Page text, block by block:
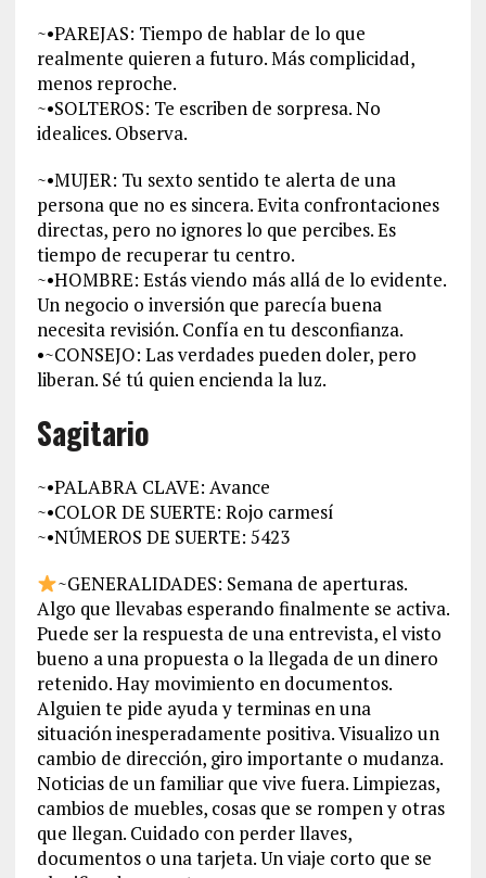
~•PAREJAS: Tiempo de hablar de lo que
realmente quieren a futuro. Más complicidad,
menos reproche.
~•SOLTEROS: Te escriben de sorpresa. No
idealices. Observa.
~•MUJER: Tu sexto sentido te alerta de una
persona que no es sincera. Evita confrontaciones
directas, pero no ignores lo que percibes. Es
tiempo de recuperar tu centro.
~•HOMBRE: Estás viendo más allá de lo evidente.
Un negocio o inversión que parecía buena
necesita revisión. Confía en tu desconfianza.
•~CONSEJO: Las verdades pueden doler, pero
liberan. Sé tú quien encienda la luz.
Sagitario
~•PALABRA CLAVE: Avance
~•COLOR DE SUERTE: Rojo carmesí
~•NÚMEROS DE SUERTE: 5423
~GENERALIDADES: Semana de aperturas.
Algo que llevabas esperando finalmente se activa.
Puede ser la respuesta de una entrevista, el visto
bueno a una propuesta o la llegada de un dinero
retenido. Hay movimiento en documentos.
Alguien te pide ayuda y terminas en una
situación inesperadamente positiva. Visualizo un
cambio de dirección, giro importante o mudanza.
Noticias de un familiar que vive fuera. Limpiezas,
cambios de muebles, cosas que se rompen y otras
que llegan. Cuidado con perder llaves,
documentos o una tarjeta. Un viaje corto que se